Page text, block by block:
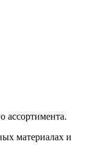
ассортимента.
материалах и